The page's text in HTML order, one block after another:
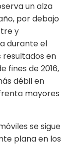
un alza
por debajo
y
durante el
resultados en
fines de 2016,
débil en
mayores
se sigue
plana en los